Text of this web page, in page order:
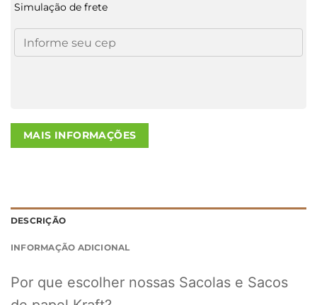
Simulação de frete
MAIS INFORMAÇÕES
DESCRIÇÃO
INFORMAÇÃO ADICIONAL
Por que escolher nossas Sacolas e Sacos